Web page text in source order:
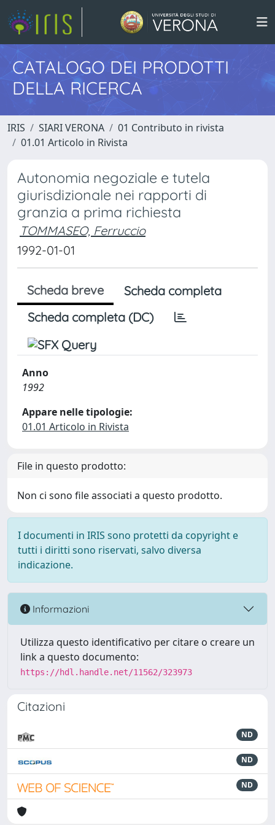
CATALOGO DEI PRODOTTI
DELLA RICERCA
IRIS SIARI VERONA
01 Contributo in rivista
01.01 Articolo in Rivista
Autonomia negoziale e tutela
giurisdizionale nei rapporti di
granzia a prima richiesta
TOMMASEO, Ferruccio
1992-01-01
Scheda breve
Scheda completa
Scheda completa (DC)
Anno
1992
Appare nelle tipologie:
01.01 Articolo in Rivista
File in questo prodotto:
Non ci sono file associati a questo prodotto.
I documenti in IRIS sono protetti da copyright e
tutti i diritti sono riservati, salvo diversa
indicazione.
Informazioni
Utilizza questo identificativo per citare o creare un
link a questo documento:
https://hdl.handle.net/11562/323973
Citazioni
ND
ND
ND